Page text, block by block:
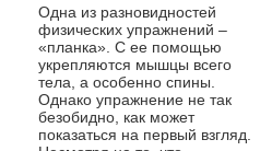
Одна из разновидностей
физических упражнений –
«планка». С ее помощью
укрепляются мышцы всего
тела, а особенно спины.
Однако упражнение не так
безобидно, как может
показаться на первый взгляд.